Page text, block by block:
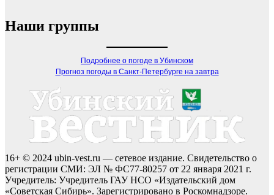
Наши группы
Подробнее о погоде в Убинском
Прогноз погоды в Санкт-Петербурге на завтра
16+ © 2024 ubin-vest.ru — сетевое издание. Свидетельство о
регистрации СМИ: ЭЛ № ФС77-80257 от 22 января 2021 г.
Учредитель: Учредитель ГАУ НСО «Издательский дом
«Советская Сибирь». Зарегистрировано в Роскомнадзоре.